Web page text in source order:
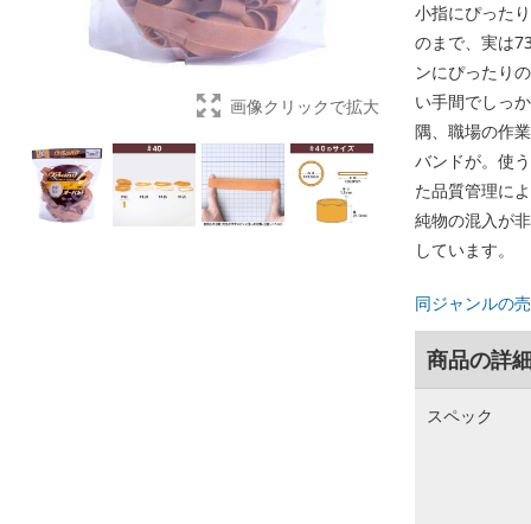
画像クリックで拡大
小指にぴった
のまで、実は
ンにぴったり
い手間でしっ
隅、職場の作
バンドが。使
た品質管理に
純物の混入が
しています。
同ジャンルの
商品の詳
スペック